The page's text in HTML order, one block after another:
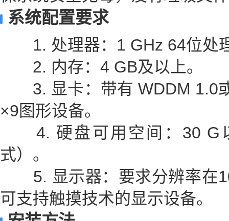
系统配置要求
1. 处理器：1 GHz 64位处
2. 内存：4 GB及以上。
3. 显卡：带有 WDDM 1.0
×9图形设备。
4. 硬盘可用空间：30 G
式）。
5. 显示器：要求分辨率在
可支持触摸技术的显示设备。